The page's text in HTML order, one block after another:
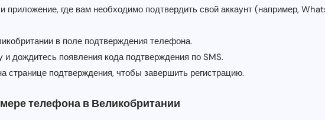
приложение, где вам необходимо подтвердить свой аккаунт (например,
в поле подтверждения телефона.
и дождитесь появления кода подтверждения по SMS.
странице подтверждения, чтобы завершить регистрацию.
телефона в Великобритании